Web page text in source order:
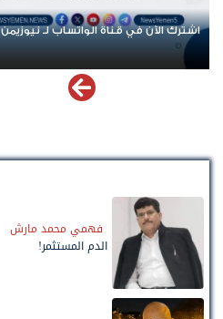
اشترك الآن في قناة الواتساب لـ نيوزيمن
فهمي محمد مارش
الدم المستثمر!